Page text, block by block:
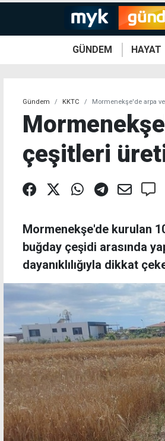
GÜNDEM HAYAT
Gündem KKTC Mormenekşe'de arpa
çeşitleri
Mormenekşe'de kurulan
buğday çeşidi arasında
dayanıklılığıyla dikkat